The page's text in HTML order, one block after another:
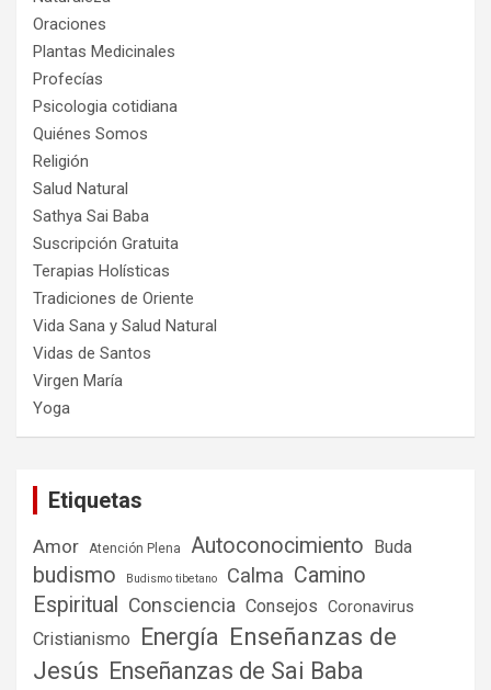
Oraciones
Plantas Medicinales
Profecías
Psicologia cotidiana
Quiénes Somos
Religión
Salud Natural
Sathya Sai Baba
Suscripción Gratuita
Terapias Holísticas
Tradiciones de Oriente
Vida Sana y Salud Natural
Vidas de Santos
Virgen María
Yoga
Etiquetas
Amor Atención Plena Autoconocimiento Buda
budismo Budismo tibetano Calma Camino
Espiritual
Consciencia Consejos Coronavirus
Cristianismo Energía Enseñanzas de
Jesús Enseñanzas de Sai Baba